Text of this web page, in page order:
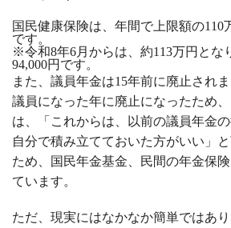
国民健康保険は、年間で上限額の110
です。
※令和8年6月からは、約113万円とな
94,000円です。
また、議員年金は15年前に廃止され
議員になった年に廃止になったため
は、「これからは、以前の議員年金の
自分で積み立てておいた方がいい」
ため、国民年金基金、民間の年金保
ています。
ただ、現実にはなかなか簡単ではあり